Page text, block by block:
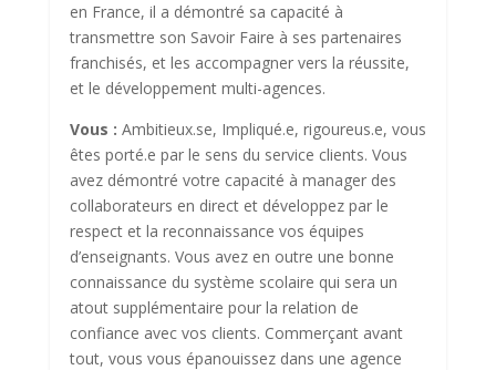
en France, il a démontré sa capacité à
transmettre son Savoir Faire à ses partenaires
franchisés, et les accompagner vers la réussite,
et le développement multi-agences.
Vous : Ambitieux.se, Impliqué.e, rigoureus.e, vous
êtes porté.e par le sens du service clients. Vous
avez démontré votre capacité à manager des
collaborateurs en direct et développez par le
respect et la reconnaissance vos équipes
d’enseignants. Vous avez en outre une bonne
connaissance du système scolaire qui sera un
atout supplémentaire pour la relation de
confiance avec vos clients. Commerçant avant
tout, vous vous épanouissez dans une agence